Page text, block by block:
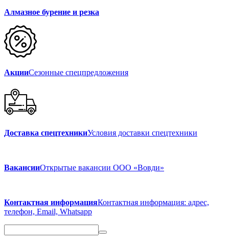
Алмазное бурение и резка
АкцииСезонные спецпредложения
Доставка спецтехникиУсловия доставки спецтехники
ВакансииОткрытые вакансии ООО «Вовди»
Контактная информацияКонтактная информация: адрес,
телефон, Email, Whatsapp